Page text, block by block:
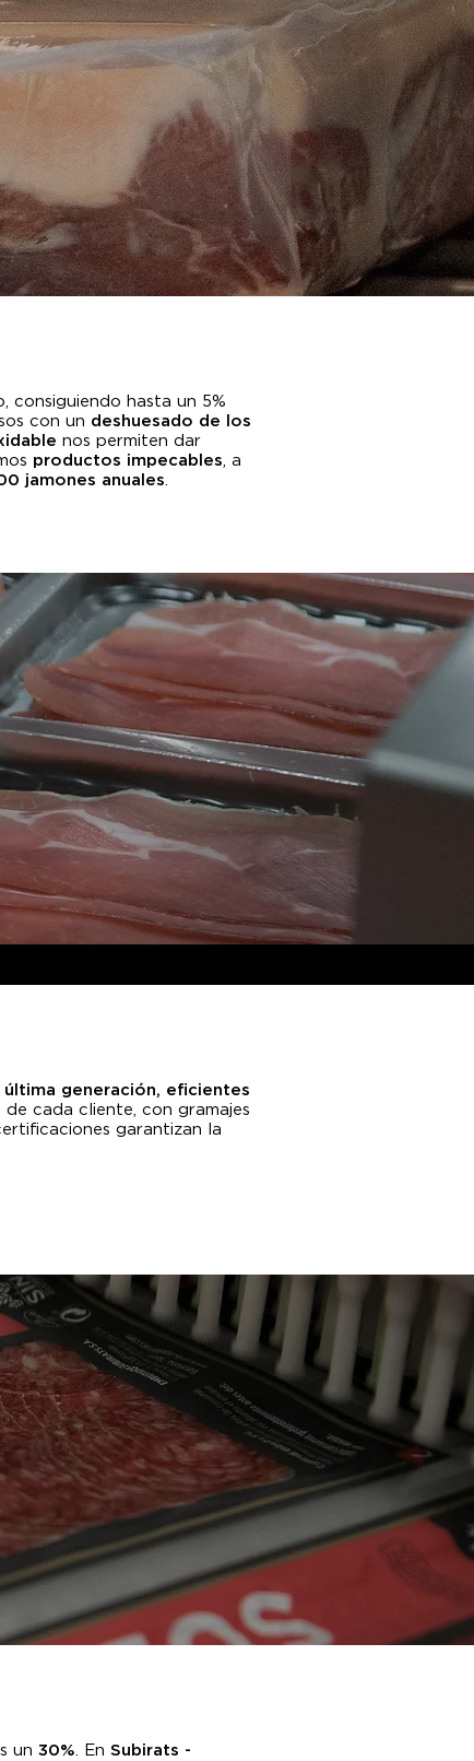
consiguiendo hasta un 5%
con un deshuesado de los
nos permiten dar
productos impecables, a
jamones anuales.
generación, eficientes
cada cliente, con gramajes
garantizan la
un 30%. En Subirats -